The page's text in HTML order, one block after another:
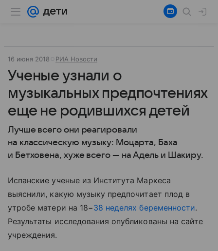
16 июня 2018 РИА Новости
Ученые узнали о
музыкальных предпочтениях
еще не родившихся детей
Лучше всего они реагировали
на классическую музыку: Моцарта, Баха
и Бетховена, хуже всего — на Адель и Шакиру.
Испанские ученые из Института Маркеса
выяснили, какую музыку предпочитает плод в
утробе матери на 18−38 неделях беременности.
Результаты исследования опубликованы на сайте
учреждения.